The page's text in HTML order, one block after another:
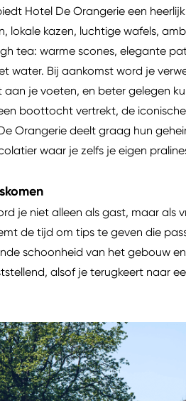
Hotel De Orangerie een
lokale kazen, luchtige wafels,
tea: warme scones, elegante
water. Bij aankomst word je
je voeten, en beter gelegen
boottocht vertrekt, de
Orangerie deelt graag hun
waar je zelfs je eigen
je niet alleen als gast, maar als
de tijd om tips te geven die
schoonheid van het gebouw
alsof je terugkeert naar